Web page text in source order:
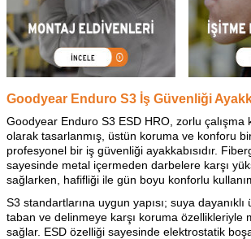
Goodyear Enduro S3 İş Güvenliği
Goodyear Enduro S3 ESD HRO, zorlu çalışma
olarak tasarlanmış, üstün koruma ve konforu
profesyonel bir iş güvenliği ayakkabısıdır.
sayesinde metal içermeden darbelere karşı
sağlarken, hafifliği ile gün boyu konforlu
S3 standartlarına uygun yapısı; suya
taban ve delinmeye karşı koruma özellikleriyle
sağlar. ESD özelliği sayesinde elektrostatik